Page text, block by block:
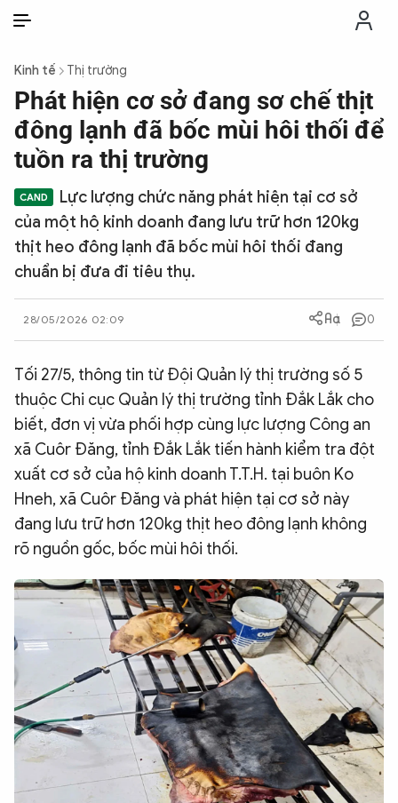
THỜI SỰ
CHỐNG DIỄN BIẾN HÒA BÌNH
CÔNG AN TRONG LÒNG DÂN
XÃ HỘI
CÔNG NGHỆ
QUỐC TẾ
VĂN HÓA - THỂ THAO
BẠN ĐỌC & CAND
ĐA PHƯƠNG TIỆN
Podcast
Video Ảnh
Infographic
Chuyên trangAn ninh thế giớiVăn nghệ Công an
Chuyên đề
Kinh tế Thị trường
Phát hiện cơ sở đang sơ chế thịt
đông lạnh đã bốc mùi hôi thối để
tuồn ra thị trường
Lực lượng chức năng phát hiện tại cơ sở
của một hộ kinh doanh đang lưu trữ hơn 120kg
thịt heo đông lạnh đã bốc mùi hôi thối đang
chuẩn bị đưa đi tiêu thụ.
28/05/2026 02:09 0
Tối 27/5, thông tin từ Đội Quản lý thị trường số 5
thuộc Chi cục Quản lý thị trường tỉnh Đắk Lắk cho
biết, đơn vị vừa phối hợp cùng lực lượng Công an
xã Cuôr Đăng, tỉnh Đắk Lắk tiến hành kiểm tra đột
xuất cơ sở của hộ kinh doanh T.T.H. tại buôn Ko
Hneh, xã Cuôr Đăng và phát hiện tại cơ sở này
đang lưu trữ hơn 120kg thịt heo đông lạnh không
rõ nguồn gốc, bốc mùi hôi thối.